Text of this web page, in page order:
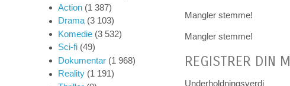
Action (1 387)
Drama (3 103)
Komedie (3 532)
Sci-fi (49)
Dokumentar (1 968)
Reality (1 191)
Mangler stemme!
Mangler stemme!
REGISTRER DIN
Underholdningsverdi